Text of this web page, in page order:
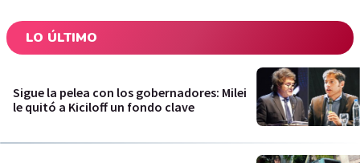
LO ÚLTIMO
Sigue la pelea con los gobernadores: Milei
le quitó a Kiciloff un fondo clave